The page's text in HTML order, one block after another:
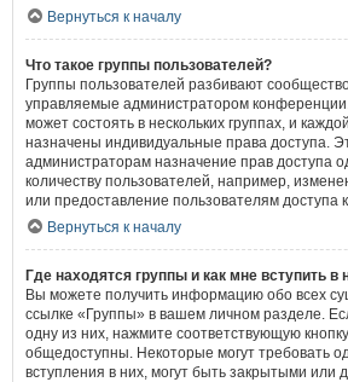
Вернуться к началу
Что такое группы пользователей?
Группы пользователей разбивают
управляемые администратором
может состоять в нескольких группах, и
назначены индивидуальные права доступа.
администраторам назначение прав доступа
количеству пользователей, например,
или предоставление пользователям
Вернуться к началу
Где находятся группы и как мне вступить в
Вы можете получить информацию обо всех
ссылке «Группы» в вашем личном разделе.
одну из них, нажмите соответствующую
общедоступны. Некоторые могут требовать
вступления в них, могут быть закрытыми или